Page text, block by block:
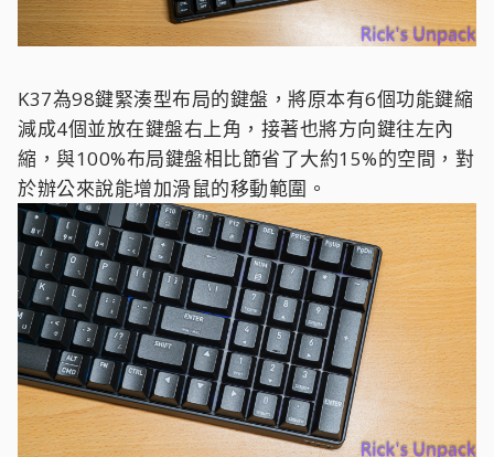
K37為98鍵緊湊型布局的鍵盤，將原本有6個功能鍵縮
減成4個並放在鍵盤右上角，接著也將方向鍵往左內
縮，與100%布局鍵盤相比節省了大約15%的空間，對
於辦公來說能增加滑鼠的移動範圍。